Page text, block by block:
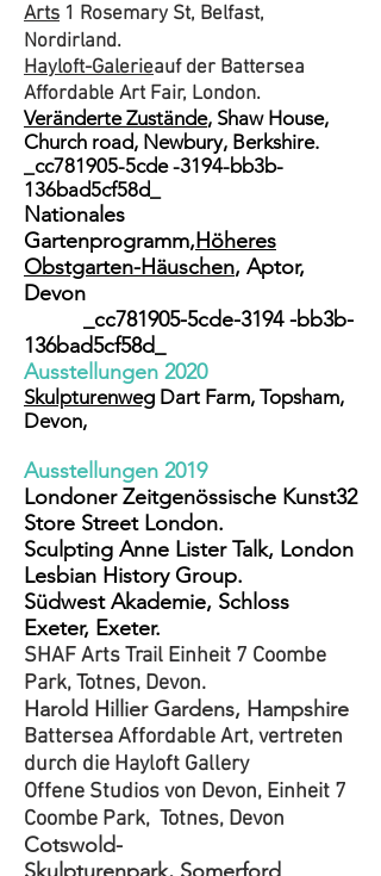
Arts 1 Rosemary St, Belfast,
Nordirland.
Hayloft-Galerieauf der Battersea
Affordable Art Fair, London.
Veränderte Zustände, Shaw House,
Church road, Newbury, Berkshire.
_cc781905-5cde -3194-bb3b-
136bad5cf58d_
Nationales
Gartenprogramm,Höheres
Obstgarten-Häuschen, Aptor,
Devon
_cc781905-5cde-3194 -bb3b-
136bad5cf58d_
Ausstellungen 2020
Skulpturenweg Dart Farm, Topsham,
Devon,
Ausstellungen 2019
Londoner Zeitgenössische Kunst32
Store Street London.
Sculpting Anne Lister Talk, London
Lesbian History Group.
Südwest Akademie, Schloss
Exeter, Exeter.
SHAF Arts Trail Einheit 7 Coombe
Park, Totnes, Devon.
Harold Hillier Gardens, Hampshire
Battersea Affordable Art, vertreten
durch die Hayloft Gallery
Offene Studios von Devon, Einheit 7
Coombe Park, Totnes, Devon
Cotswold-